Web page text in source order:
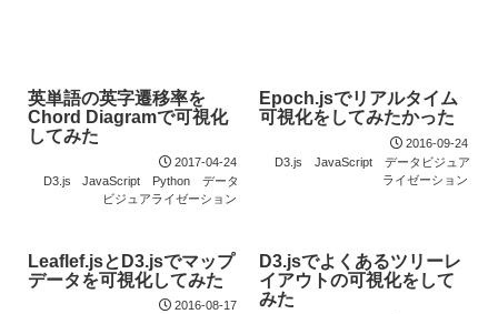
英単語の英字遷移率を
Chord Diagramで可視化
してみた
2017-04-24
D3.js
JavaScript Python
データ
ビジュアライゼーション
Epoch.jsでリアルタイム
可視化をしてみたかった
2016-09-24
D3.js
JavaScript
データビジュア
ライゼーション
Leaflef.jsとD3.jsでマップ
データを可視化してみた
2016-08-17
D3.jsでよくあるツリーレ
イアウトの可視化をして
みた